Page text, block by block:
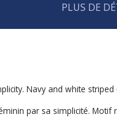
PLUS DE
Navy and white striped
par sa simplicité. Motif